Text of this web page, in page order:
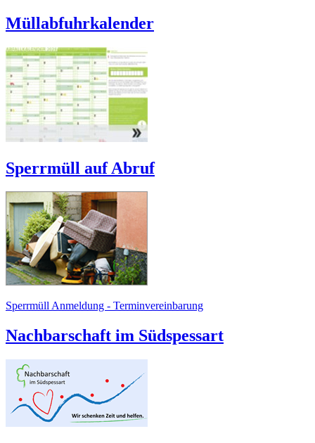
Müllabfuhrkalender
Sperrmüll auf Abruf
Sperrmüll Anmeldung - Terminvereinbarung
Nachbarschaft im Südspessart